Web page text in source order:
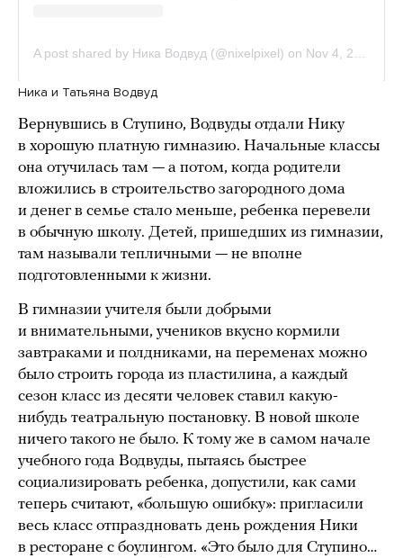
Ника и Татьяна Водвуд
Вернувшись в Ступино, Водвуды отдали Нику
в хорошую платную гимназию. Начальные классы
она отучилась там — а потом, когда родители
вложились в строительство загородного дома
и денег в семье стало меньше, ребенка перевели
в обычную школу. Детей, пришедших из гимназии,
там называли тепличными — не вполне
подготовленными к жизни.
В гимназии учителя были добрыми
и внимательными, учеников вкусно кормили
завтраками и полдниками, на переменах можно
было строить города из пластилина, а каждый
сезон класс из десяти человек ставил какую-
нибудь театральную постановку. В новой школе
ничего такого не было. К тому же в самом начале
учебного года Водвуды, пытаясь быстрее
социализировать ребенка, допустили, как сами
теперь считают, «большую ошибку»: пригласили
весь класс отпраздновать день рождения Ники
в ресторане с боулингом. «Это было для Ступино…